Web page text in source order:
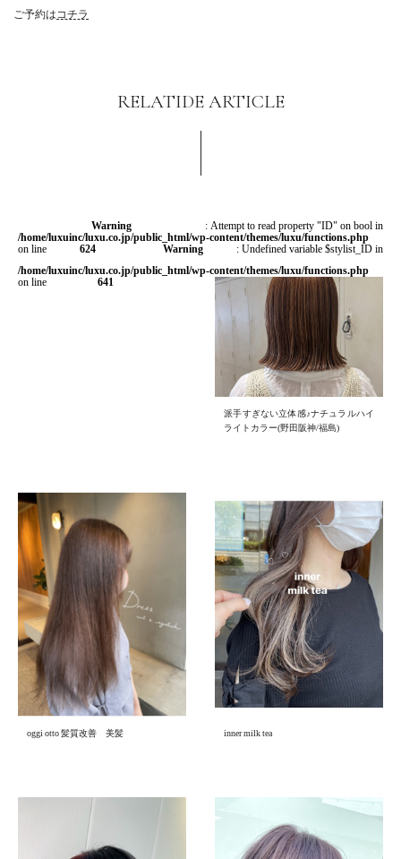
ご予約は コチラ
RELATIDE ARTICLE
Warning
: Attempt to read property "ID" on bool in
/home/luxuinc/luxu.co.jp/public_html/wp-content/themes/luxu/functions.php
on line
624 Warning
: Undefined variable $stylist_ID in
/home/luxuinc/luxu.co.jp/public_html/wp-content/themes/luxu/functions.php
on line
641
派手すぎない立体感♪ナチュラルハイ
ライトカラー(野田阪神/福島)
oggi otto 髪質改善 美髪 inner milk tea